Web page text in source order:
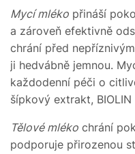
Mycí mléko přináší
a zároveň efektivně
chrání před
ji hedvábně jemnou.
každodenní péči o
šípkový extrakt,
Tělové mléko chrání
podporuje přirozenou